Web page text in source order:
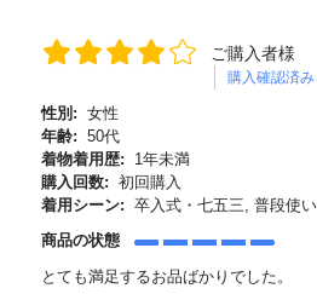
ご購入者様
購入確認済み
性別: 女性
年齢: 50代
着物着用歴:
1年未満
購入回数: 初回購入
着用シーン: 卒入式・七五三, 普段使い
商品の状態
とても満足するお品ばかりでした。